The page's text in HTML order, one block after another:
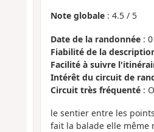
Note globale: 4.5/ 5
Date de la randonnée:
Fiabilité de la
Facilité à suivre
Intérêt du circuit de
Circuit très fréquenté:
le sentier entre les
fait la balade elle même